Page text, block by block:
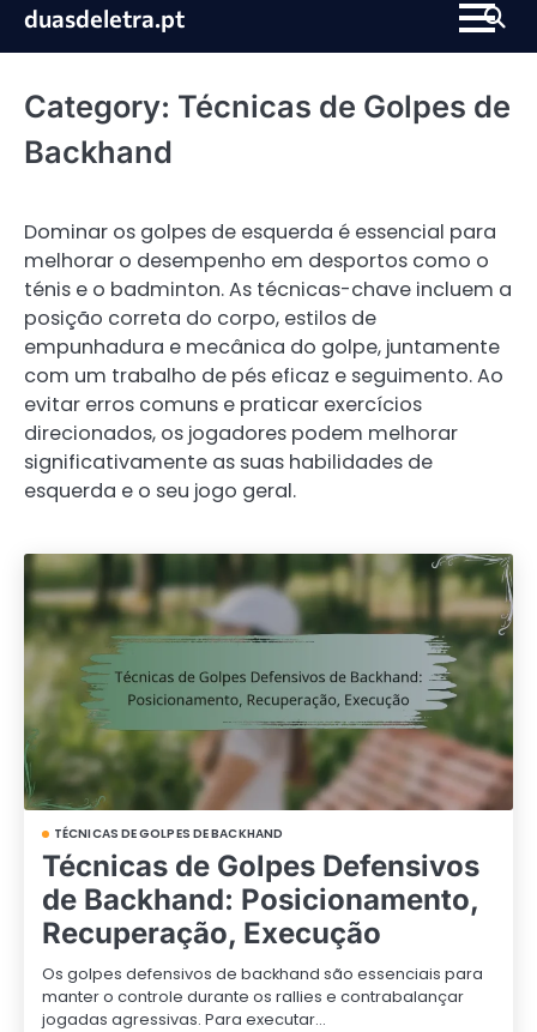
Skipduasdeletra.pt
Category: Técnicas de Golpes de
Backhand
Dominar os golpes de esquerda é essencial para
melhorar o desempenho em desportos como o
ténis e o badminton. As técnicas-chave incluem a
posição correta do corpo, estilos de
empunhadura e mecânica do golpe, juntamente
com um trabalho de pés eficaz e seguimento. Ao
evitar erros comuns e praticar exercícios
direcionados, os jogadores podem melhorar
significativamente as suas habilidades de
esquerda e o seu jogo geral.
TÉCNICAS DE GOLPES DE BACKHAND
Técnicas de Golpes Defensivos
de Backhand: Posicionamento,
Recuperação, Execução
Os golpes defensivos de backhand são essenciais para
manter o controle durante os rallies e contrabalançar
jogadas agressivas. Para executar…